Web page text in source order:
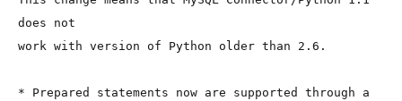
does not
work with version of Python older than 2.6.
* Prepared statements now are supported through a